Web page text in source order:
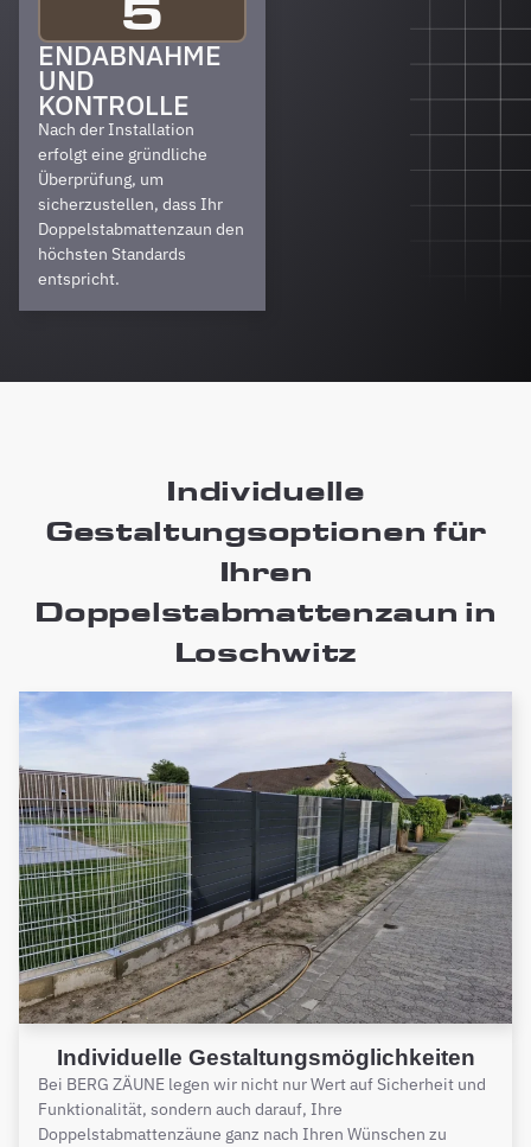
5
ENDABNAHME
UND
KONTROLLE
Nach der Installation
erfolgt eine gründliche
Überprüfung, um
sicherzustellen, dass Ihr
Doppelstabmattenzaun den
höchsten Standards
entspricht.
Individuelle
Gestaltungsoptionen für
Ihren
Doppelstabmattenzaun in
Loschwitz
Individuelle Gestaltungsmöglichkeiten
Bei BERG ZÄUNE legen wir nicht nur Wert auf Sicherheit und
Funktionalität, sondern auch darauf, Ihre
Doppelstabmattenzäune ganz nach Ihren Wünschen zu